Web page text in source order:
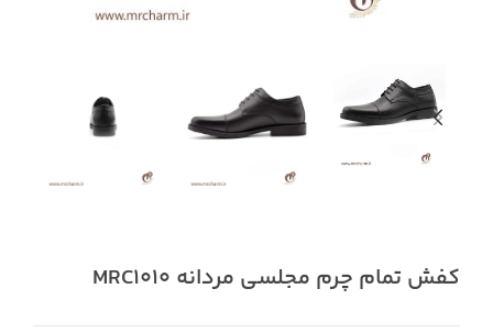
کفش تمام چرم مجلسی مردانه MRC1010